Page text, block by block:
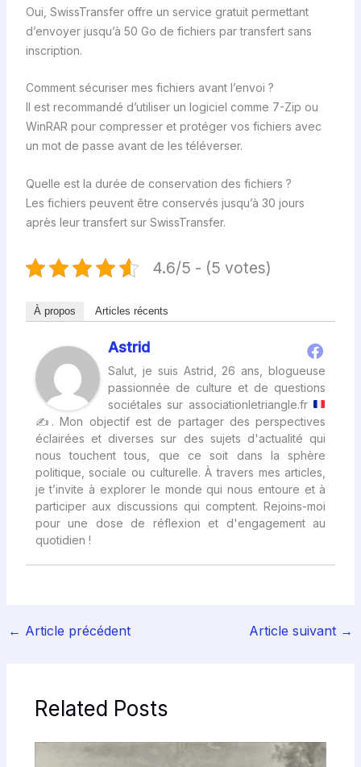
Oui, SwissTransfer offre un service gratuit permettant
d’envoyer jusqu’à 50 Go de fichiers par transfert sans
inscription.
Comment sécuriser mes fichiers avant l’envoi ?
Il est recommandé d’utiliser un logiciel comme 7-Zip ou
WinRAR pour compresser et protéger vos fichiers avec
un mot de passe avant de les téléverser.
Quelle est la durée de conservation des fichiers ?
Les fichiers peuvent être conservés jusqu’à 30 jours
après leur transfert sur SwissTransfer.
4.6/5 - (5 votes)
À propos Articles récents
Astrid
Salut, je suis Astrid, 26 ans, blogueuse
passionnée de culture et de questions
sociétales sur associationletriangle.fr
✍ . Mon objectif est de partager des perspectives
éclairées et diverses sur des sujets d'actualité qui
nous touchent tous, que ce soit dans la sphère
politique, sociale ou culturelle. À travers mes articles,
je t’invite à explorer le monde qui nous entoure et à
participer aux discussions qui comptent. Rejoins-moi
pour une dose de réflexion et d'engagement au
quotidien !
← Article précédent Article suivant →
Related Posts